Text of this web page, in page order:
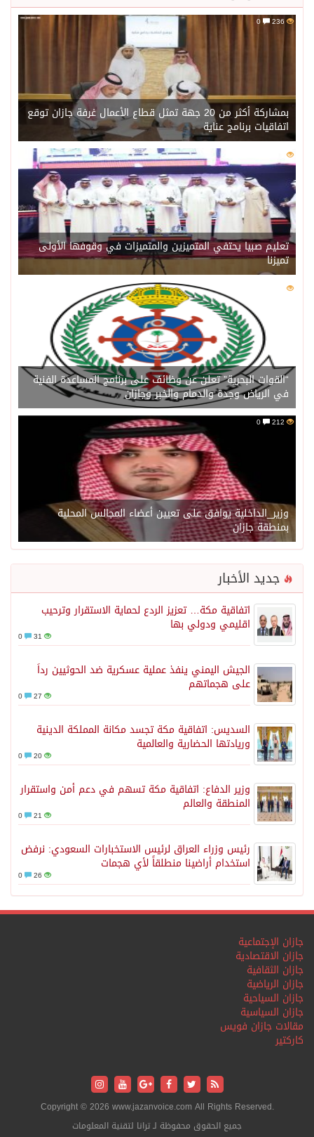
236
بمشاركة أكثر من 20 جهة تمثل قطاع الأعمال غرفة جازان توقع
اتفاقيات برنامج عناية
218
تعليم صبيا يحتفي المتميزين والمتميزات في وقوفها الأولى
تميزنا
211
“القوات البحرية” تعلن عن وظائف على برنامج المساعدة الفنية
في الرياض وجدة والدمام والخبر وجازان
212
وزير_الداخلية يوافق على تعيين أعضاء المجالس المحلية
بمنطقة جازان
جديد الأخبار
اتفاقية مكة… تعزيز الردع لحماية الاستقرار وترحيب
اقليمي ودولي بها
31
الجيش اليمني ينفذ عملية عسكرية ضد الحوثيين رداً
على هجماتهم
27
السديس: اتفاقية مكة تجسد مكانة المملكة الدينية
وريادتها الحضارية والعالمية
20
وزير الدفاع: اتفاقية مكة تسهم في دعم أمن واستقرار
المنطقة والعالم
21
رئيس وزراء العراق لرئيس الاستخبارات السعودي: نرفض
استخدام أراضينا منطلقاً لأي هجمات
26
جازان الإجتماعية
جازان الاقتصادية
جازان الثقافية
جازان الرياضية
جازان السياحية
جازان السياسية
مقالات جازان فويس
كاركتير
Copyright © 2026 www.jazanvoice.com All Rights Reserved.
جميع الحقوق محفوظة لـ ترانا لتقنية المعلومات